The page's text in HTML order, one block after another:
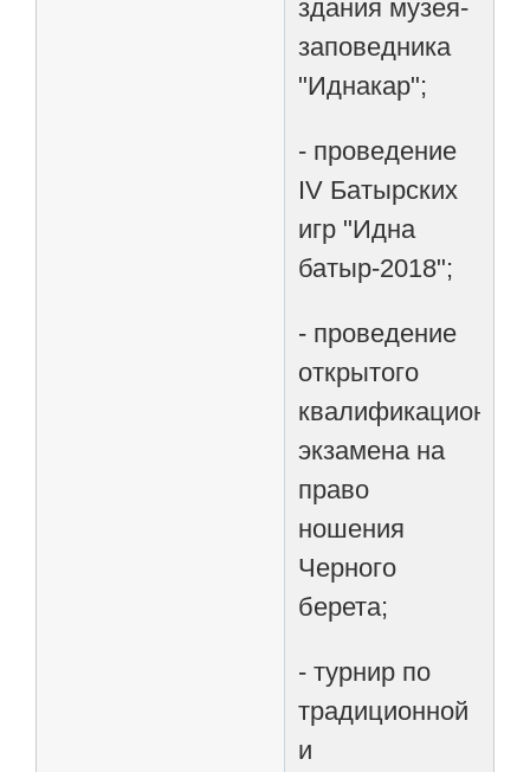
здания музея-
заповедника
"Иднакар";
- проведение
IV Батырских
игр "Идна
батыр-2018";
- проведение
открытого
экзамена на
право
ношения
Черного
берета;
- турнир по
традиционной
и